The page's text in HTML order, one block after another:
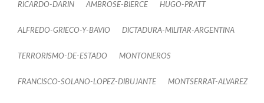
RICARDO-DARIN AMBROSE-BIERCE HUGO-PRATT
ALFREDO-GRIECO-Y-BAVIO DICTADURA-MILITAR-ARGENTINA
TERRORISMO-DE-ESTADO MONTONEROS
FRANCISCO-SOLANO-LOPEZ-DIBUJANTE MONTSERRAT-ALVAREZ